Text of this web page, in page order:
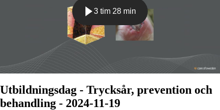
3 tim 28 min
Spela
Utbildningsdag - Trycksår, prevention och
behandling - 2024-11-19